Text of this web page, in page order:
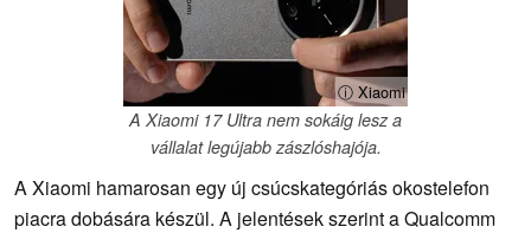
ⓘ Xiaomi
A Xiaomi 17 Ultra nem sokáig lesz a
vállalat legújabb zászlóshajója.
A Xiaomi hamarosan egy új csúcskategóriás okostelefon
piacra dobására készül. A jelentések szerint a Qualcomm